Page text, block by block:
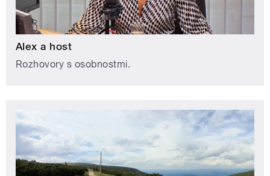
Alex a host
Rozhovory s osobnostmi.